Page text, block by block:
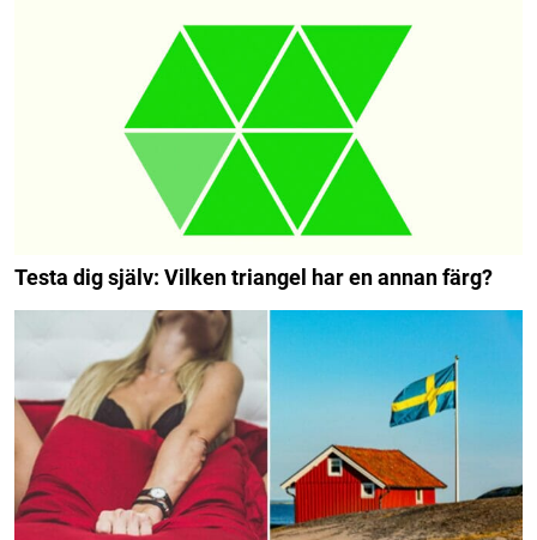
Testa dig själv: Vilken triangel har en annan färg?